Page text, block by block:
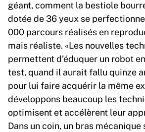
géant, comment la bestiole
dotée de 36 yeux se
000 parcours réalisés en
mais réaliste. «Les nouvelles
permettent d’éduquer un robot
test, quand il aurait fallu quinze
pour lui faire acquérir la même
développons beaucoup les
optimisent et accélèrent leur
Dans un coin, un bras mécanique